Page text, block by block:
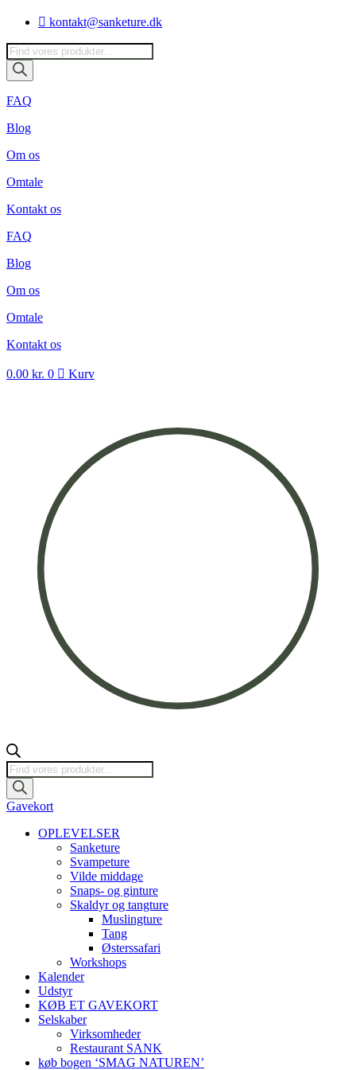
Videre
indhold
kontakt@sanketure.dk
Products
search
FAQ
Blog
Om os
Omtale
Kontakt os
FAQ
Blog
Om os
Omtale
Kontakt os
0.00 kr. 0 Kurv
Products
search
Gavekort
OPLEVELSER
Sanketure
Svampeture
Vilde middage
Snaps- og ginture
Skaldyr og tangture
Muslingture
Tang
Østerssafari
Workshops
Kalender
Udstyr
KØB ET GAVEKORT
Selskaber
Virksomheder
Restaurant SANK
køb bogen ‘SMAG NATUREN’